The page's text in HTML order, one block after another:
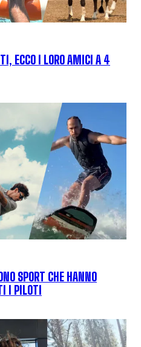
ECCO I LORO AMICI A 4
SPORT CHE HANNO
I PILOTI